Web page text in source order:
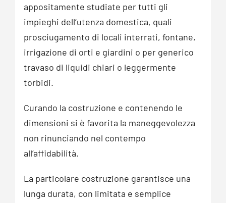
appositamente studiate per tutti gli
impieghi dell’utenza domestica, quali
prosciugamento di locali interrati, fontane,
irrigazione di orti e giardini o per generico
travaso di liquidi chiari o leggermente
torbidi.
Curando la costruzione e contenendo le
dimensioni si è favorita la maneggevolezza
non rinunciando nel contempo
all’affidabilità.
La particolare costruzione garantisce una
lunga durata, con limitata e semplice